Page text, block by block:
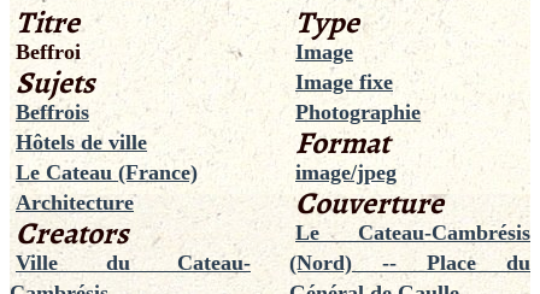
Titre
Beffroi
Sujets
Beffrois
Hôtels de ville
Le Cateau (France)
Architecture
Creators
Ville du Cateau-
Type
Image
Image fixe
Photographie
Format
image/jpeg
Couverture
Le Cateau-Cambrésis
(Nord) -- Place du